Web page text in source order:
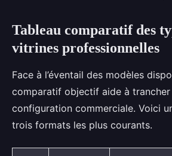
Tableau comparatif des
vitrines professionnelles
Face à l’éventail des modèles
comparatif objectif aide à trancher
configuration commerciale. Voici
trois formats les plus courants.